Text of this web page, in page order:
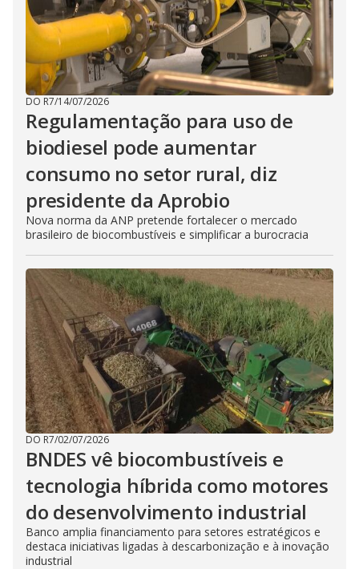
DO R7/14/07/2026
Regulamentação para uso de
biodiesel pode aumentar
consumo no setor rural, diz
presidente da Aprobio
Nova norma da ANP pretende fortalecer o mercado
brasileiro de biocombustíveis e simplificar a burocracia
DO R7/02/07/2026
BNDES vê biocombustíveis e
tecnologia híbrida como motores
do desenvolvimento industrial
Banco amplia financiamento para setores estratégicos e
destaca iniciativas ligadas à descarbonização e à inovação
industrial